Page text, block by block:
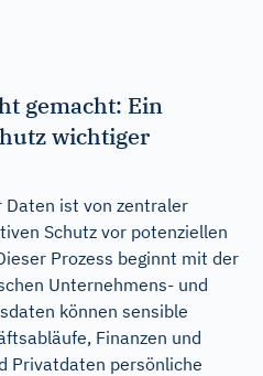
gemacht: Ein
wichtiger
ist von zentraler
Schutz vor potenziellen
Prozess beginnt mit der
Unternehmens- und
können sensible
Finanzen und
Privatdaten persönliche